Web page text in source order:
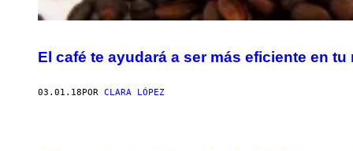
El café te ayudará a ser más eficiente en
03.01.18POR CLARA LÓPEZ